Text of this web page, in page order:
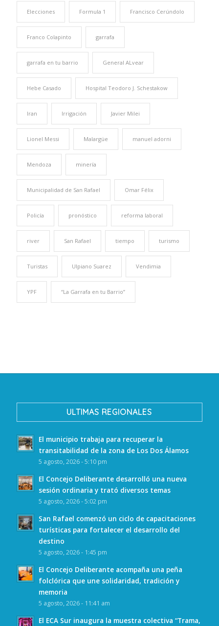
Elecciones Formula 1 Francisco Cerúndolo
Franco Colapinto garrafa
garrafa en tu barrio General ALvear
Hebe Casado Hospital Teodoro J. Schestakow
Iran Irrigación Javier Milei
Lionel Messi Malargüe manuel adorni
Mendoza minería
Municipalidad de San Rafael Omar Félix
Policía pronóstico reforma laboral
river San Rafael tiempo turismo
Turistas Ulpiano Suarez Vendimia
YPF “La Garrafa en tu Barrio”
ULTIMAS REGIONALES
El municipio trabaja para recuperar la
transitabilidad de la zona de Los Dos Álamos
5 agosto, 2026 - 5:10 pm
El Concejo Deliberante desarrolló una nueva
sesión ordinaria y trató diversos temas
5 agosto, 2026 - 5:02 pm
San Rafael comenzó un ciclo de capacitaciones
turísticas para fortalecer el desarrollo del
destino
5 agosto, 2026 - 1:45 pm
El Concejo Deliberante acompaña una peña
folclórica que une solidaridad, tradición y
memoria
5 agosto, 2026 - 11:41 am
El ECA Sur inaugura la muestra colectiva “Trama,